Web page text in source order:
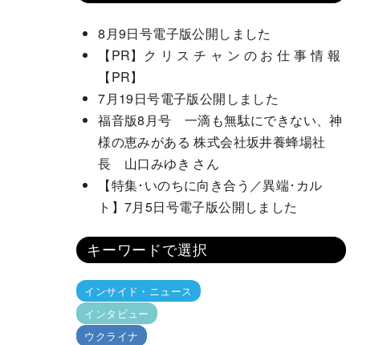
8月9日号電子版公開しました
【PR】ク リ ス チ ャ ン の お 仕 事 情 報
【PR】
7月19日号電子版公開しました
福音版8月号 一滴も無駄にできない、神
様の恵みがある 株式会社坂井養蜂場社
長 山口みゆき さん
【特集･いのちに向き合う／異端･カル
ト】7月5日号電子版公開しました
キーワードで選択
インサイド・ニュース
インタビュー
ウクライナ